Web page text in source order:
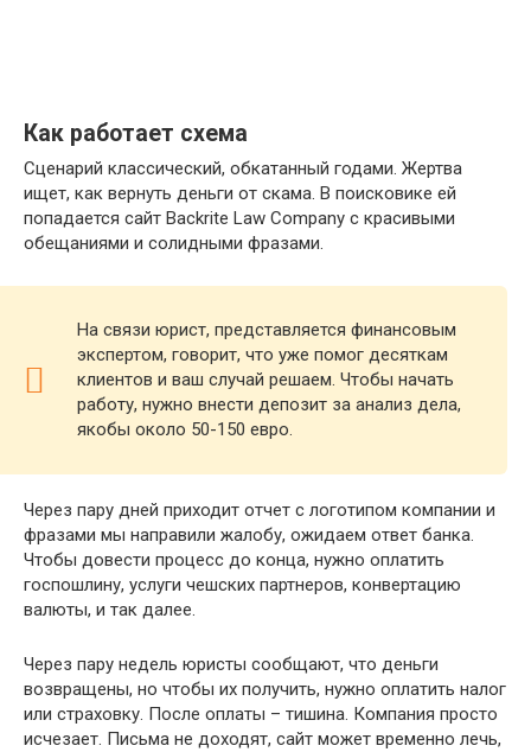
Как работает схема
Сценарий классический, обкатанный годами. Жертва
ищет, как вернуть деньги от скама. В поисковике ей
попадается сайт Backrite Law Company с красивыми
обещаниями и солидными фразами.
На связи юрист, представляется финансовым
экспертом, говорит, что уже помог десяткам
клиентов и ваш случай решаем. Чтобы начать
работу, нужно внести депозит за анализ дела,
якобы около 50-150 евро.
Через пару дней приходит отчет с логотипом компании и
фразами мы направили жалобу, ожидаем ответ банка.
Чтобы довести процесс до конца, нужно оплатить
госпошлину, услуги чешских партнеров, конвертацию
валюты, и так далее.
Через пару недель юристы сообщают, что деньги
возвращены, но чтобы их получить, нужно оплатить налог
или страховку. После оплаты – тишина. Компания просто
исчезает. Письма не доходят, сайт может временно лечь,